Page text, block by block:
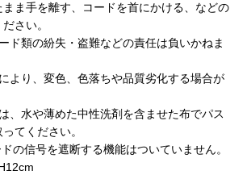
ま手を離す、コードを首にかける、などの
さい。
ド類の紛失・盗難などの責任は負いかねま
より、変色、色落ちや品質劣化する場合が
、水や薄めた中性洗剤を含ませた布でパス
てください。
の信号を遮断する機能はついていません。